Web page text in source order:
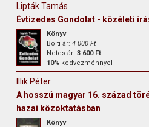
Lipták Tamás
Évtizedes Gondolat - közéleti
Könyv
Bolti ár:4 000 Ft
Netes ár:3 600 Ft
10% kedvezménnyel
Illik Péter
A hosszú magyar 16. század
hazai közoktatásban
Könyv